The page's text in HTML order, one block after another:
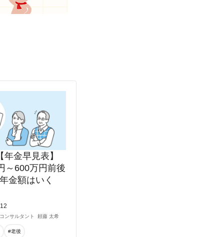
金早見表】
～600万円前後
金額はいく
ンサルタント 頼藤 太希
#老後